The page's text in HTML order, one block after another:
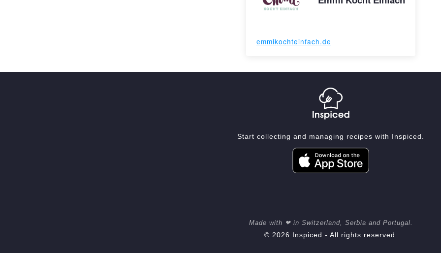
emmikochteinfach.de
Start collecting and managing recipes with Inspiced.
Made with ❤ in Switzerland, Serbia and Portugal.
© 2026 Inspiced - All rights reserved.